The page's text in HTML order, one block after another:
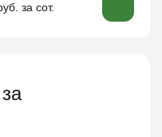
за сот.